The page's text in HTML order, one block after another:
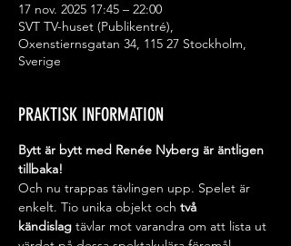
17 nov. 2025 17:45 – 22:00
SVT TV-huset (Publikentré),
Oxenstiernsgatan 34, 115 27 Stockholm,
Sverige
PRAKTISK INFORMATION
Bytt är bytt med Renée Nyberg är äntligen
tillbaka!
Och nu trappas tävlingen upp. Spelet är
enkelt. Tio unika objekt och två
kändislag tävlar mot varandra om att lista ut